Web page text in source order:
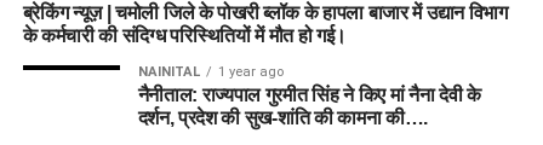
ब्रेकिंग न्यूज़ | चमोली जिले के पोखरी ब्लॉक के हापला बाजार में उद्यान विभाग
के कर्मचारी की संदिग्ध परिस्थितियों में मौत हो गई।
NAINITAL 1 year ago
नैनीताल: राज्यपाल गुरमीत सिंह ने किए मां नैना देवी के
दर्शन, प्रदेश की सुख-शांति की कामना की….